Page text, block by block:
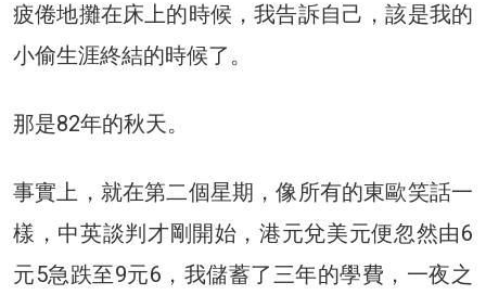
疲倦地攤在床上的時候，我告訴自己，該是我的
小偷生涯終結的時候了。
那是82年的秋天。
事實上，就在第二個星期，像所有的東歐笑話一
樣，中英談判才剛開始，港元兌美元便忽然由6
元5急跌至9元6，我儲蓄了三年的學費，一夜之